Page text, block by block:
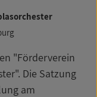
"Förderverein
Die Satzung
am